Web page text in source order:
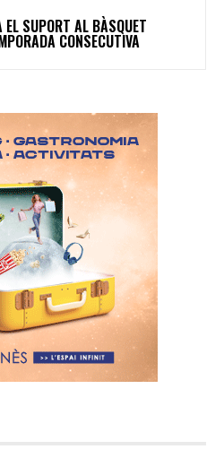
EL SUPORT AL BÀSQUET
CONSECUTIVA